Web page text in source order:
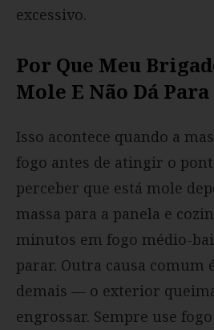
excessivo.
Por Que Meu
Mole E Não Dá
Isso acontece quando a
fogo antes de atingir o
perceber que está mole
massa para a panela e
minutos em fogo médio-
parar. Outra causa comum
demais — o exterior
engrossar. Sempre use